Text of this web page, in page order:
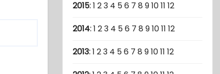
2015:1 23 4 56 7 8 91011 12
2014:1 23 4 56 7 8 91011 12
2013:1 23 4 56 7 8 91011 12